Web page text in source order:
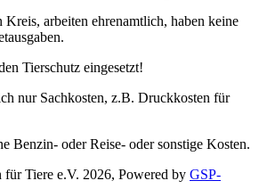
arbeiten ehrenamtlich, haben keine
Tierschutz eingesetzt!
nur Sachkosten, z.B. Druckkosten für
Benzin- oder Reise- oder sonstige Kosten.
Tiere e.V. 2026, Powered by GSP-